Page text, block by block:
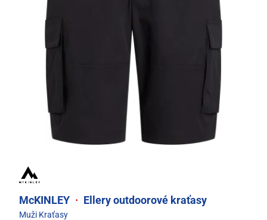
McKINLEY · Ellery outdoorové kraťasy
Muži Kraťasy